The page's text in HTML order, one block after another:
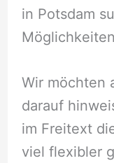
in Potsdam
Wir möchten
darauf
im Freitext
viel flexibler